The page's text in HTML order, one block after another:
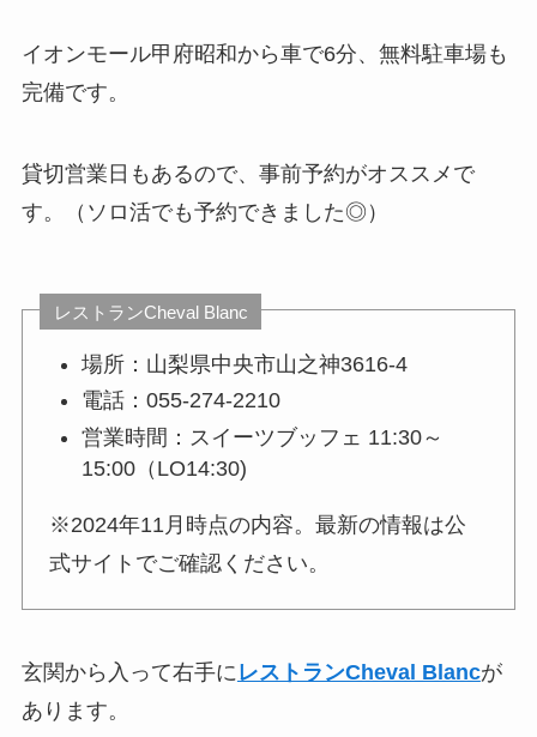
イオンモール甲府昭和から車で6分、無料駐車場も
完備です。
貸切営業日もあるので、事前予約がオススメで
す。（ソロ活でも予約できました◎）
レストランCheval Blanc
場所：山梨県中央市山之神3616-4
電話：055-274-2210
営業時間：スイーツブッフェ 11:30～
15:00（LO14:30)
※2024年11月時点の内容。最新の情報は公
式サイトでご確認ください。
玄関から入って右手に レストランCheval Blancが
あります。